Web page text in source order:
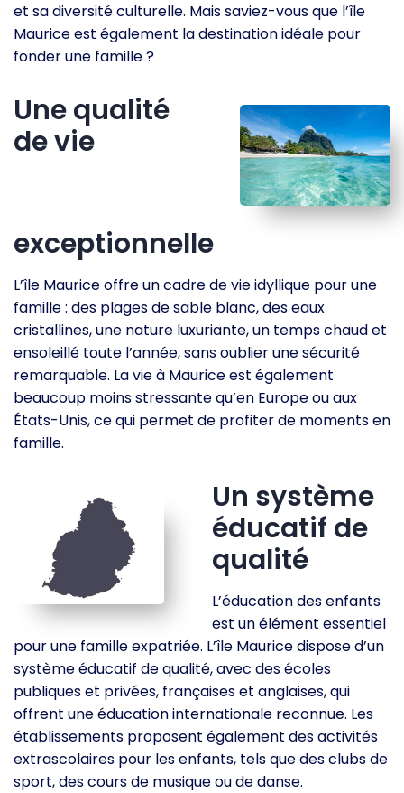
et sa diversité culturelle. Mais saviez-vous que l’île
Maurice est également la destination idéale pour
fonder une famille ?
Une qualité
de vie
exceptionnelle
L’île Maurice offre un cadre de vie idyllique pour une
famille : des plages de sable blanc, des eaux
cristallines, une nature luxuriante, un temps chaud et
ensoleillé toute l’année, sans oublier une sécurité
remarquable. La vie à Maurice est également
beaucoup moins stressante qu’en Europe ou aux
États-Unis, ce qui permet de profiter de moments en
famille.
Un système
éducatif de
qualité
L’éducation des enfants
est un élément essentiel
pour une famille expatriée. L’île Maurice dispose d’un
système éducatif de qualité, avec des écoles
publiques et privées, françaises et anglaises, qui
offrent une éducation internationale reconnue. Les
établissements proposent également des activités
extrascolaires pour les enfants, tels que des clubs de
sport, des cours de musique ou de danse.